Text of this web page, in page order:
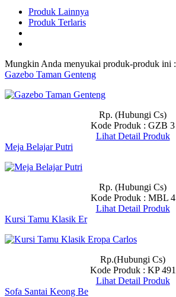
Produk Lainnya
Produk Terlaris
Mungkin Anda menyukai produk-produk ini :
Gazebo Taman Genteng
Rp. (Hubungi Cs)
Kode Produk : GZB 3
Lihat Detail Produk
Meja Belajar Putri
Rp. (Hubungi Cs)
Kode Produk : MBL 4
Lihat Detail Produk
Kursi Tamu Klasik Er
Rp.(Hubungi Cs)
Kode Produk : KP 491
Lihat Detail Produk
Sofa Santai Keong Be